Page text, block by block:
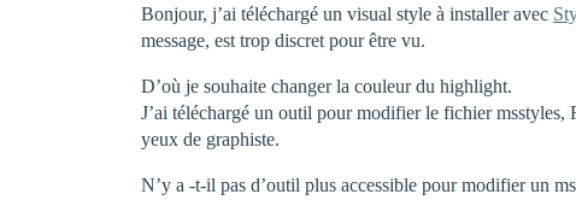
Bonjour, j’ai téléchargé un visual style à installer avec
message, est trop discret pour être vu.
D’où je souhaite changer la couleur du highlight.
J’ai téléchargé un outil pour modifier le fichier msstyles,
yeux de graphiste.
N’y a -t-il pas d’outil plus accessible pour modifier un